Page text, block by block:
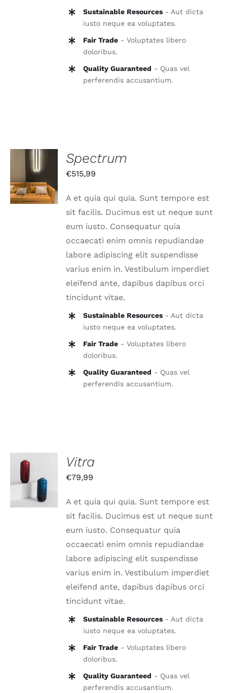
Sustainable Resources- Aut dicta
iusto neque ea voluptates.
Fair Trade- Voluptates libero
doloribus.
Quality Guaranteed - Quas vel
perferendis accusantium.
IN DEN
WARENKORB
/
DETAILS
Spectrum
€515,99
A et quia qui quia. Sunt tempore est
sit facilis. Ducimus est ut neque sunt
eum iusto. Consequatur quia
occaecati enim omnis repudiandae
labore adipiscing elit suspendisse
varius enim in. Vestibulum imperdiet
eleifend ante, dapibus dapibus orci
tincidunt vitae.
Sustainable Resources- Aut dicta
iusto neque ea voluptates.
Fair Trade- Voluptates libero
doloribus.
Quality Guaranteed - Quas vel
perferendis accusantium.
IN DEN
WARENKORB
DETAILS
Vitra
€79,99
A et quia qui quia. Sunt tempore est
sit facilis. Ducimus est ut neque sunt
eum iusto. Consequatur quia
occaecati enim omnis repudiandae
labore adipiscing elit suspendisse
varius enim in. Vestibulum imperdiet
eleifend ante, dapibus dapibus orci
tincidunt vitae.
Sustainable Resources- Aut dicta
iusto neque ea voluptates.
Fair Trade- Voluptates libero
doloribus.
Quality Guaranteed - Quas vel
perferendis accusantium.